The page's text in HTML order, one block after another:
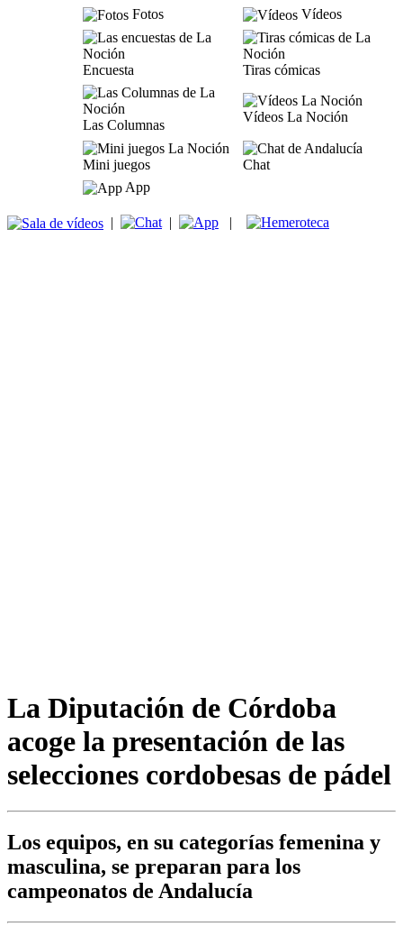
Fotos
Vídeos
Encuesta Tiras cómicas
Las Columnas
Vídeos La Noción
Mini juegos
Chat
App
| | |
La Diputación de Córdoba
acoge la presentación de las
selecciones cordobesas de pádel
Los equipos, en su categorías femenina y
masculina, se preparan para los
campeonatos de Andalucía